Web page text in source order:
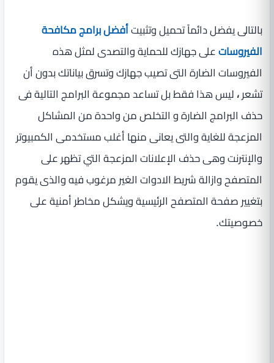
بالتالى يفضل دائماً تحميل وتثبيتأفضل برامج مكافحة
الفيروساتعلى جهازك للحماية والتصدى لمثل هذه
الفيروسات الضارة التى تصيب جهازك وتسرق بياناتك بدون أن
تشعر،ليس هذا فقط بل تساعد مجموعة البرامج التالية فى
حذف البرامج الضارة و التخلص من واحدة من المشاكل
المزعجة للغاية والتى يعانى منها أغلب مستخدمى الكمبيوتر
والإنترنت وهى حذف الإعلانات المزعجة التي تظهر على
المتصفح وازالة شريط الادوات الغير مرغوب فيه والذى يقوم
بتغيير صفحة المتصفح الرئيسية ويشكل مخاطر أمنية على
خصوصيتك.